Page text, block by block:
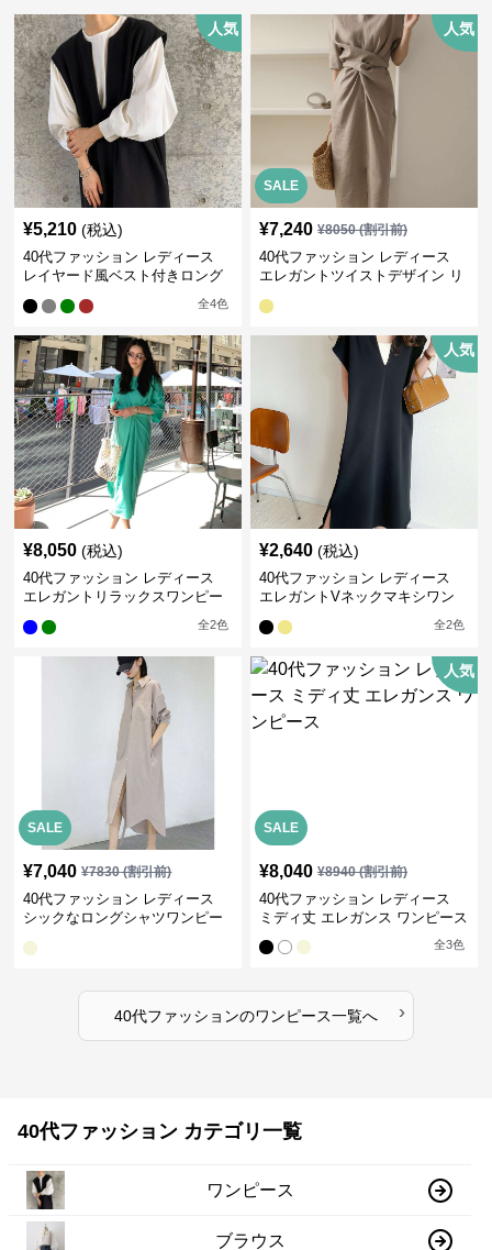
人気
¥5,210 (税込)
40代ファッション レディース
レイヤード風ベスト付きロング
全4色
SALE
人気
¥7,240 ¥8050(割引前)
40代ファッション レディース
エレガントツイストデザイン リ
¥8,050 (税込)
40代ファッション レディース
エレガントリラックスワンピー
全2色
人気
¥2,640 (税込)
40代ファッション レディース
エレガントVネックマキシワン
全2色
SALE
¥7,040 ¥7830(割引前)
40代ファッション レディース
シックなロングシャツワンピー
SALE
人気
¥8,040 ¥8940(割引前)
40代ファッション レディース
ミディ丈 エレガンス ワンピース
全3色
40代ファッションのワンピース一覧へ ›
40代ファッション カテゴリ一覧
ワンピース
ブラウス